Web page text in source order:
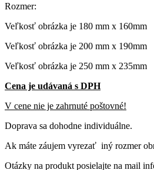
Rozmer:
Veľkosť obrázka je 180 mm x 160mm
Veľkosť obrázka je 200 mm x 190mm
Veľkosť obrázka je 250 mm x 235mm
Cena je udávaná s DPH
V cene nie je zahrnuté poštovné!
Doprava sa dohodne individuálne.
Ak máte záujem vyrezať iný rozmer
Otázky na produkt posielajte na mail